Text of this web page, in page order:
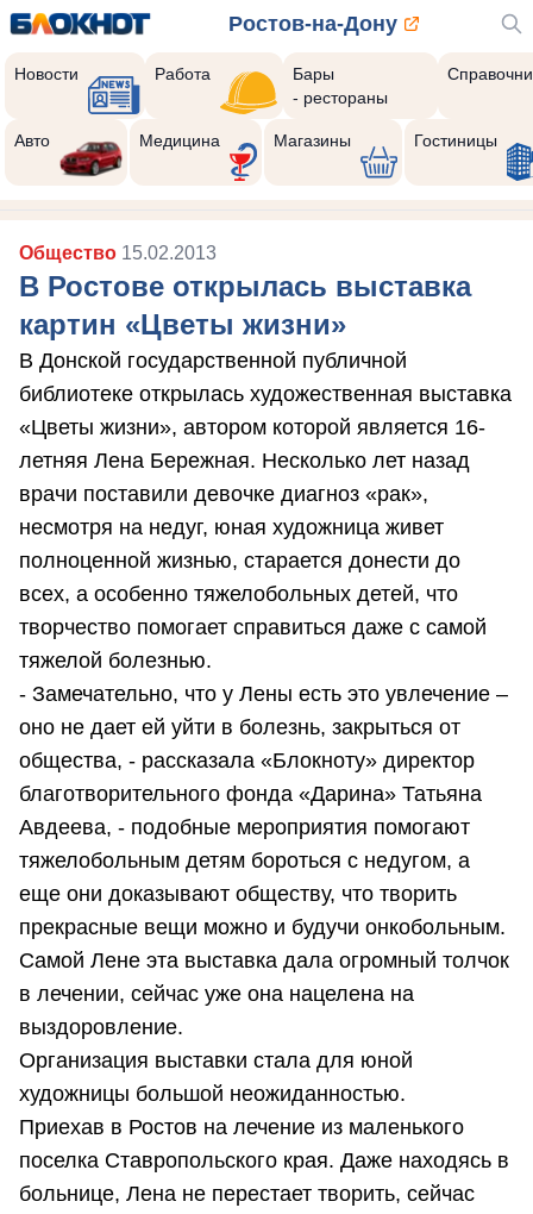
Ростов-на-Дону
Новости Работа
Бары
- рестораны
Авто Медицина Магазины Гостиницы
Общество 15.02.2013
В Ростове открылась выставка
картин «Цветы жизни»
В Донской государственной публичной
библиотеке открылась художественная выставка
«Цветы жизни», автором которой является 16-
летняя Лена Бережная. Несколько лет назад
врачи поставили девочке диагноз «рак»,
несмотря на недуг, юная художница живет
полноценной жизнью, старается донести до
всех, а особенно тяжелобольных детей, что
творчество помогает справиться даже с самой
тяжелой болезнью.
- Замечательно, что у Лены есть это увлечение –
оно не дает ей уйти в болезнь, закрыться от
общества, - рассказала «Блокноту» директор
благотворительного фонда «Дарина» Татьяна
Авдеева, - подобные мероприятия помогают
тяжелобольным детям бороться с недугом, а
еще они доказывают обществу, что творить
прекрасные вещи можно и будучи онкобольным.
Самой Лене эта выставка дала огромный толчок
в лечении, сейчас уже она нацелена на
выздоровление.
Организация выставки стала для юной
художницы большой неожиданностью.
Приехав в Ростов на лечение из маленького
поселка Ставропольского края. Даже находясь в
больнице, Лена не перестает творить, сейчас